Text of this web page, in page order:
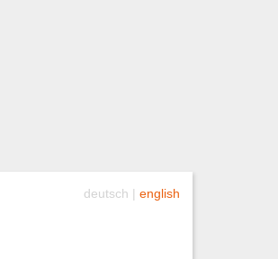
deutsch | english